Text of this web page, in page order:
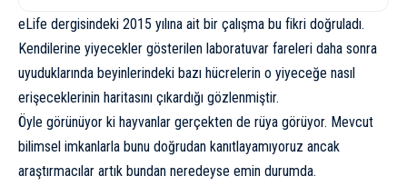
eLife dergisindeki 2015 yılına ait bir çalışma bu fikri doğruladı.
Kendilerine yiyecekler gösterilen laboratuvar fareleri daha sonra
uyuduklarında beyinlerindeki bazı hücrelerin o yiyeceğe nasıl
erişeceklerinin haritasını çıkardığı gözlenmiştir.
Öyle görünüyor ki hayvanlar gerçekten de rüya görüyor. Mevcut
bilimsel imkanlarla bunu doğrudan kanıtlayamıyoruz ancak
araştırmacılar artık bundan neredeyse emin durumda.